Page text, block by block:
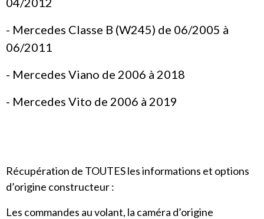
- Mercedes Classe B (W245) de 06/2005 à
06/2011
- Mercedes Viano de 2006 à 2018
- Mercedes Vito de 2006 à 2019
Récupération de TOUTES les informations et options
d’origine constructeur :
Les commandes au volant, la caméra d’origine